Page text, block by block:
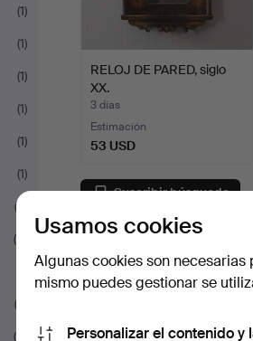
(1)
(1)
(1)
(1)
(1)
(1)
(2)
(4)
(2)
(6)
RELOJ DE PARED, siglo
XX.
3 días
Estimación
53 USD
Suscribir búsqueda
También puedes buscar
Usamos cookies
Algunas cookies son
mismo puedes gestionar se
Personalizar el contenido